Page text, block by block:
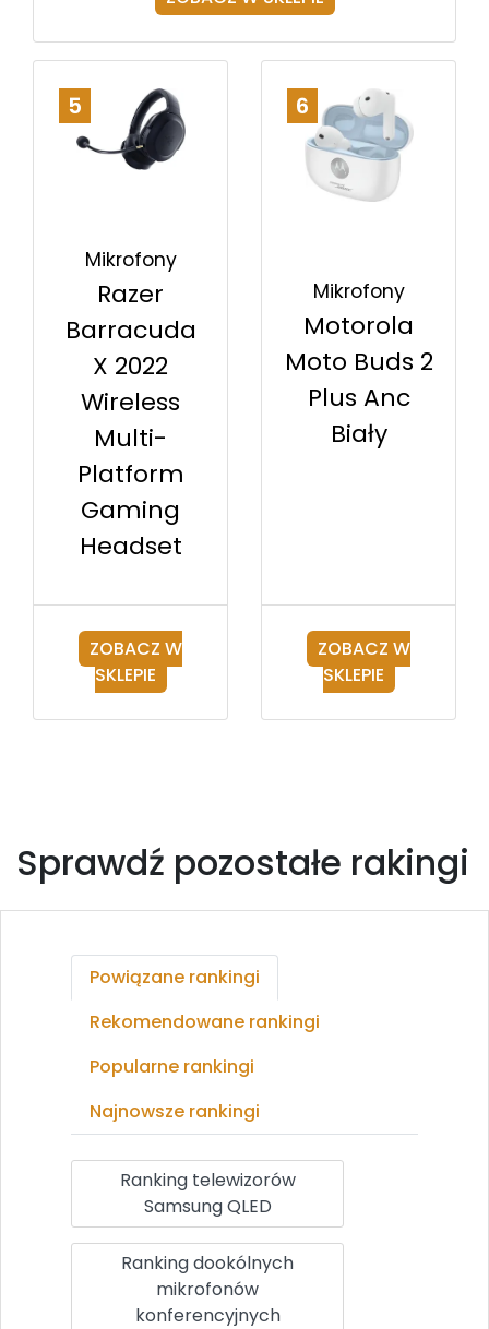
5
Mikrofony
Razer
Barracuda
X 2022
Wireless
Multi-
Platform
Gaming
Headset
ZOBACZ W
SKLEPIE
6
Mikrofony
Motorola
Moto Buds 2
Plus Anc
Biały
ZOBACZ W
SKLEPIE
Sprawdź pozostałe rakingi
Powiązane rankingi
Rekomendowane rankingi
Popularne rankingi
Najnowsze rankingi
Ranking telewizorów
Samsung QLED
Ranking dookólnych
mikrofonów
konferencyjnych